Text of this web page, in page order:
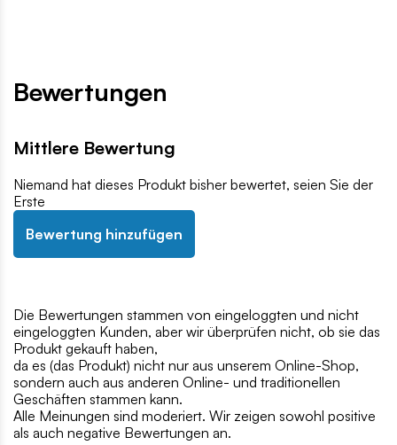
Bewertungen
Mittlere Bewertung
Niemand hat dieses Produkt bisher bewertet, seien Sie der
Erste
Bewertung hinzufügen
Die Bewertungen stammen von eingeloggten und nicht
eingeloggten Kunden, aber wir überprüfen nicht, ob sie das
Produkt gekauft haben,
da es (das Produkt) nicht nur aus unserem Online-Shop,
sondern auch aus anderen Online- und traditionellen
Geschäften stammen kann.
Alle Meinungen sind moderiert. Wir zeigen sowohl positive
als auch negative Bewertungen an.